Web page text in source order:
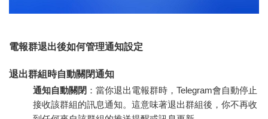
電報群退出後如何管理通知設定
退出群組時自動關閉通知
通知自動關閉 ：當你退出電報群時，Telegram會自動停止
接收該群組的訊息通知。這意味著退出群組後，你不再收